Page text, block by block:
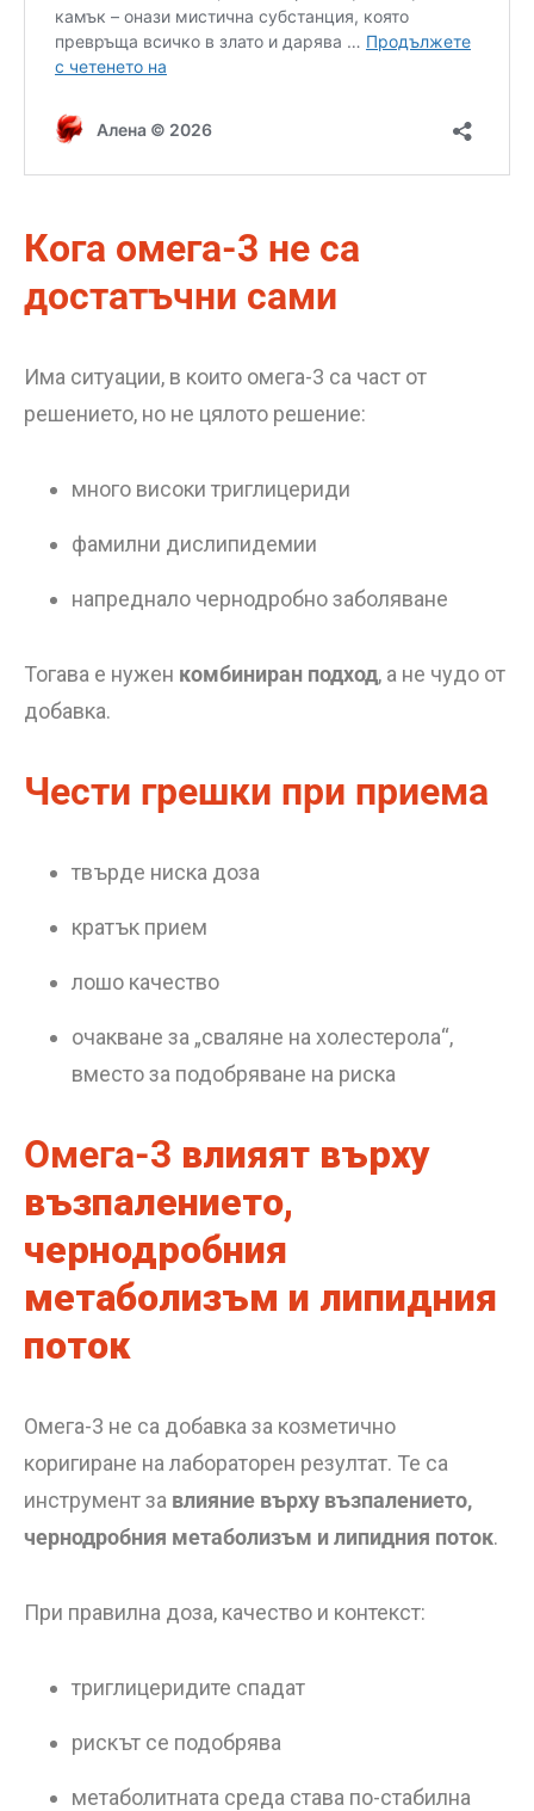
Кога омега-3 не са
достатъчни сами
Има ситуации, в които омега-3 са част от
решението, но не цялото решение:
много високи триглицериди
фамилни дислипидемии
напреднало чернодробно заболяване
Тогава е нужен комбиниран подход, а не чудо от
добавка.
Чести грешки при приема
твърде ниска доза
кратък прием
лошо качество
очакване за „сваляне на холестерола“,
вместо за подобряване на риска
Омега-3 влияят върху
възпалението,
чернодробния
метаболизъм и липидния
поток
Омега-3 не са добавка за козметично
коригиране на лабораторен резултат. Те са
инструмент за влияние върху възпалението,
чернодробния метаболизъм и липидния поток.
При правилна доза, качество и контекст:
триглицеридите спадат
рискът се подобрява
метаболитната среда става по-стабилна